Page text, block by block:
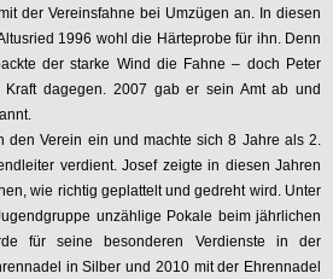
der Vereinsfahne bei Umzügen an. In diesen
1996 wohl die Härteprobe für ihn. Denn
der starke Wind die Fahne – doch Peter
dagegen. 2007 gab er sein Amt ab und
den Verein ein und machte sich 8 Jahre als 2.
verdient. Josef zeigte in diesen Jahren
wie richtig geplattelt und gedreht wird. Unter
unzählige Pokale beim jährlichen
für seine besonderen Verdienste in der
in Silber und 2010 mit der Ehrennadel